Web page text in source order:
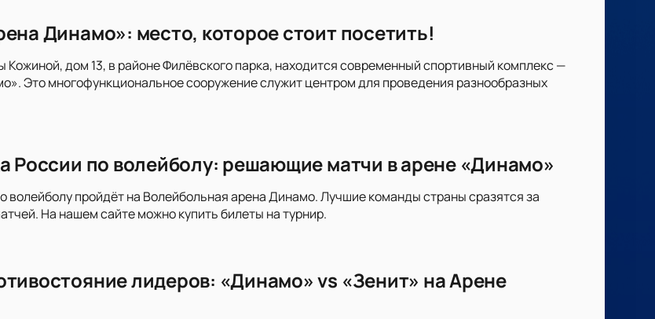
Динамо»: место, которое стоит посетить!
Кожиной, дом 13, в районе Филёвского парка, находится современный спортивный комплекс —
Это многофункциональное сооружение служит центром для проведения разнообразных
России по волейболу: решающие матчи в арене «Динамо»
волейболу пройдёт на Волейбольная арена Динамо. Лучшие команды страны сразятся за
На нашем сайте можно купить билеты на турнир.
лидеров: «Динамо» vs «Зенит» на Арене